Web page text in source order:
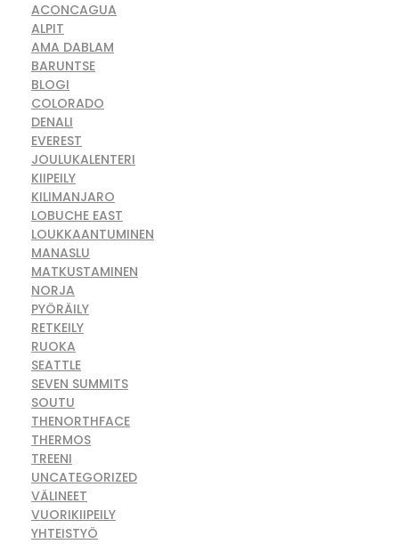
ACONCAGUA
ALPIT
AMA DABLAM
BARUNTSE
BLOGI
COLORADO
DENALI
EVEREST
JOULUKALENTERI
KIIPEILY
KILIMANJARO
LOBUCHE EAST
LOUKKAANTUMINEN
MANASLU
MATKUSTAMINEN
NORJA
PYÖRÄILY
RETKEILY
RUOKA
SEATTLE
SEVEN SUMMITS
SOUTU
THENORTHFACE
THERMOS
TREENI
UNCATEGORIZED
VÄLINEET
VUORIKIIPEILY
YHTEISTYÖ